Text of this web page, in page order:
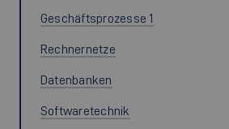
Geschäftsprozesse 1
Rechnernetze
Datenbanken
Softwaretechnik